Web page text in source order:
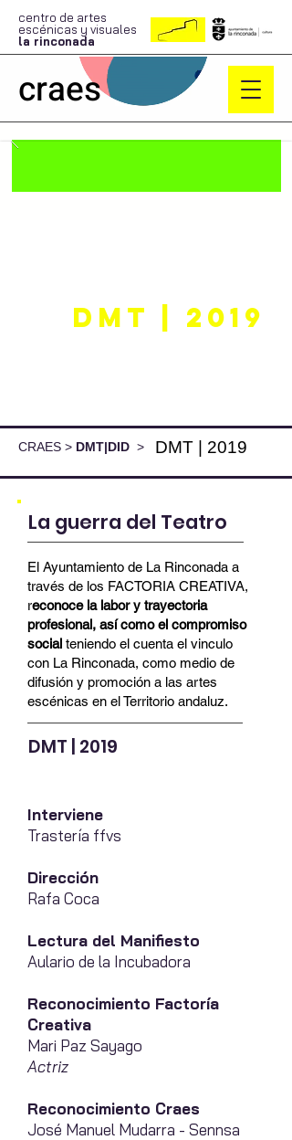
centro de artes
escénicas y visuales
la rinconada
craes
DMT | 2019
CRAES > DMT|DID > DMT | 2019
La guerra del Teatro
El Ayuntamiento de La Rinconada a
través de los FACTORIA CREATIVA,
reconoce la labor y trayectoria
profesional, así como el compromiso
social teniendo el cuenta el vinculo
con La Rinconada, como medio de
difusión y promoción a las artes
escénicas en el Territorio andaluz.
DMT | 2019
Interviene
Trastería ffvs
Dirección
Rafa Coca
Lectura del Manifiesto
Aulario de la Incubadora
Reconocimiento Factoría
Creativa
Mari Paz Sayago
Actriz
Reconocimiento Craes
José Manuel Mudarra - Sennsa